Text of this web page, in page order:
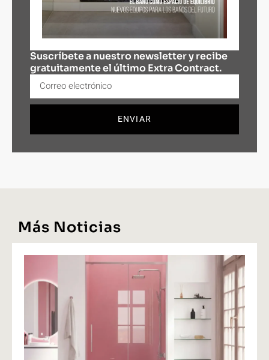
Suscríbete a nuestro newsletter y recibe
gratuitamente el último Extra Contract.
ENVIAR
Más Noticias